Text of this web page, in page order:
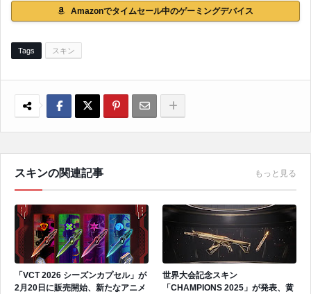
Amazonでタイムセール中のゲーミングデバイス
Tags スキン
スキンの関連記事 もっと見る
「VCT 2026 シーズンカプセル」が
2月20日に販売開始、新たなアニメ
世界大会記念スキン
「CHAMPIONS 2025」が発表、黄